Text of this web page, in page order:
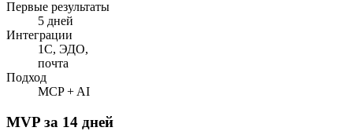
Первые результаты
5 дней
Интеграции
1С, ЭДО,
почта
Подход
MCP + AI
MVP за 14 дней